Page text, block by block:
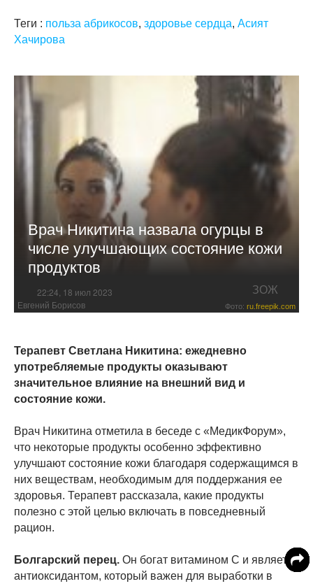
Теги : польза абрикосов, здоровье сердца, Асият
Хачирова
Врач Никитина назвала огурцы в
числе улучшающих состояние кожи
продуктов
22:24, 18 июл 2023 ЗОЖ
Евгений Борисов Фото: ru.freepik.com
Терапевт Светлана Никитина: ежедневно
употребляемые продукты оказывают
значительное влияние на внешний вид и
состояние кожи.
Врач Никитина отметила в беседе с «МедикФорум»,
что некоторые продукты особенно эффективно
улучшают состояние кожи благодаря содержащимся в
них веществам, необходимым для поддержания ее
здоровья. Терапевт рассказала, какие продукты
полезно с этой целью включать в повседневный
рацион.
Болгарский перец. Он богат витамином С и является
антиоксидантом, который важен для выработки в